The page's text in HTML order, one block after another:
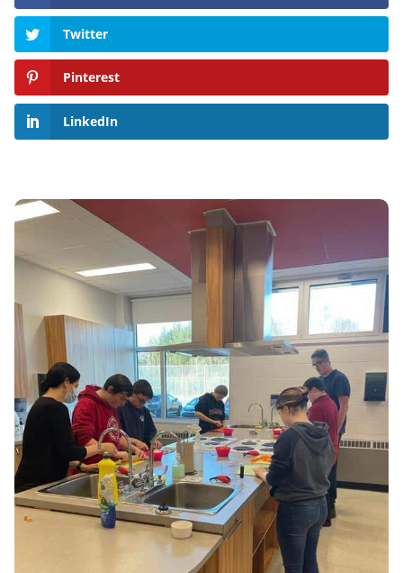
Twitter
Pinterest
LinkedIn